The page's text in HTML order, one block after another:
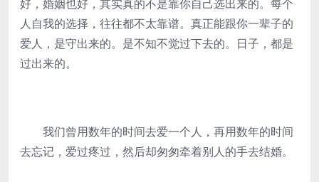
好，婚姻也好，其实真的不是靠你自己选出来的。每个
人自我的选择，往往都不太靠谱。真正能跟你一辈子的
爱人，是守出来的。是不知不觉过下去的。日子，都是
过出来的。
我们曾用数年的时间去爱一个人，再用数年的时间
去忘记，爱过疼过，然后却匆匆牵着别人的手去结婚。